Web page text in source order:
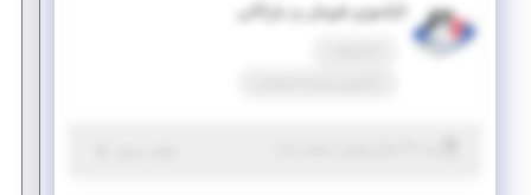
کارآموزی فروش و بازرگانی